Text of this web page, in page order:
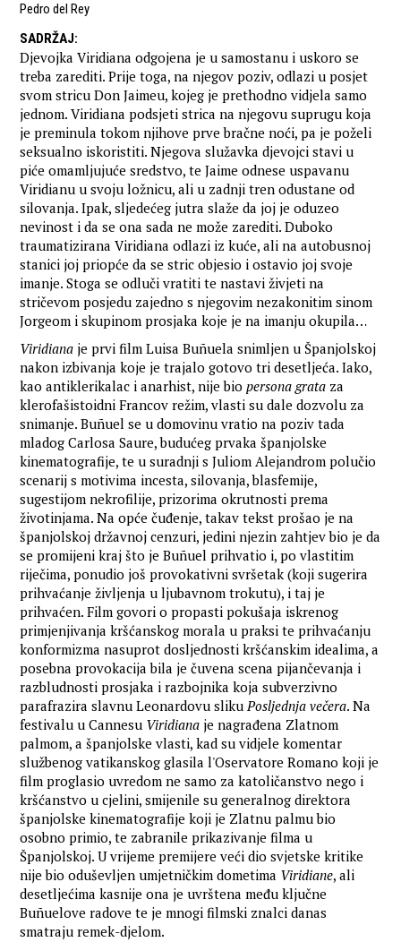
Pedro del Rey
SADRŽAJ:
Djevojka Viridiana odgojena je u samostanu i uskoro se
treba zarediti. Prije toga, na njegov poziv, odlazi u posjet
svom stricu Don Jaimeu, kojeg je prethodno vidjela samo
jednom. Viridiana podsjeti strica na njegovu suprugu koja
je preminula tokom njihove prve bračne noći, pa je poželi
seksualno iskoristiti. Njegova služavka djevojci stavi u
piće omamljujuće sredstvo, te Jaime odnese uspavanu
Viridianu u svoju ložnicu, ali u zadnji tren odustane od
silovanja. Ipak, sljedećeg jutra slaže da joj je oduzeo
nevinost i da se ona sada ne može zarediti. Duboko
traumatizirana Viridiana odlazi iz kuće, ali na autobusnoj
stanici joj priopće da se stric objesio i ostavio joj svoje
imanje. Stoga se odluči vratiti te nastavi živjeti na
stričevom posjedu zajedno s njegovim nezakonitim sinom
Jorgeom i skupinom prosjaka koje je na imanju okupila…
Viridiana je prvi film Luisa Buñuela snimljen u Španjolskoj
nakon izbivanja koje je trajalo gotovo tri desetljeća. Iako,
kao antiklerikalac i anarhist, nije biopersona grata za
klerofašistoidni Francov režim, vlasti su dale dozvolu za
snimanje. Buñuel se u domovinu vratio na poziv tada
mladog Carlosa Saure, budućeg prvaka španjolske
kinematografije, te u suradnji s Juliom Alejandrom polučio
scenarij s motivima incesta, silovanja, blasfemije,
sugestijom nekrofilije, prizorima okrutnosti prema
životinjama. Na opće čuđenje, takav tekst prošao je na
španjolskoj državnoj cenzuri, jedini njezin zahtjev bio je da
se promijeni kraj što je Buñuel prihvatio i, po vlastitim
riječima, ponudio još provokativni svršetak (koji sugerira
prihvaćanje življenja u ljubavnom trokutu), i taj je
prihvaćen. Film govori o propasti pokušaja iskrenog
primjenjivanja kršćanskog morala u praksi te prihvaćanju
konformizma nasuprot dosljednosti kršćanskim idealima, a
posebna provokacija bila je čuvena scena pijančevanja i
razbludnosti prosjaka i razbojnika koja subverzivno
parafrazira slavnu Leonardovu slikuPosljednja večera. Na
festivalu u Cannesu Viridiana je nagrađena Zlatnom
palmom, a španjolske vlasti, kad su vidjele komentar
službenog vatikanskog glasila l'Oservatore Romano koji je
film proglasio uvredom ne samo za katoličanstvo nego i
kršćanstvo u cjelini, smijenile su generalnog direktora
španjolske kinematografije koji je Zlatnu palmu bio
osobno primio, te zabranile prikazivanje filma u
Španjolskoj. U vrijeme premijere veći dio svjetske kritike
nije bio oduševljen umjetničkim dometima Viridiane, ali
desetljećima kasnije ona je uvrštena među ključne
Buñuelove radove te je mnogi filmski znalci danas
smatraju remek-djelom.